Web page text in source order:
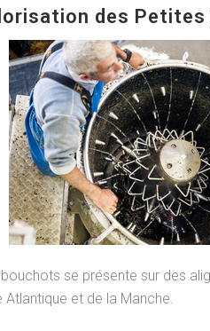
des Petites
se présente sur des
et de la Manche.